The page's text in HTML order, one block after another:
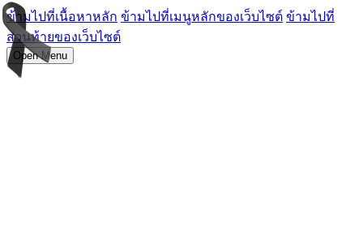
ข้ามไปที่เนื้อหาหลัก ข้ามไปที่เมนูหลักของเว็บไซต์ ข้ามไปที่
ส่วนท้ายของเว็บไซต์
Open Menu